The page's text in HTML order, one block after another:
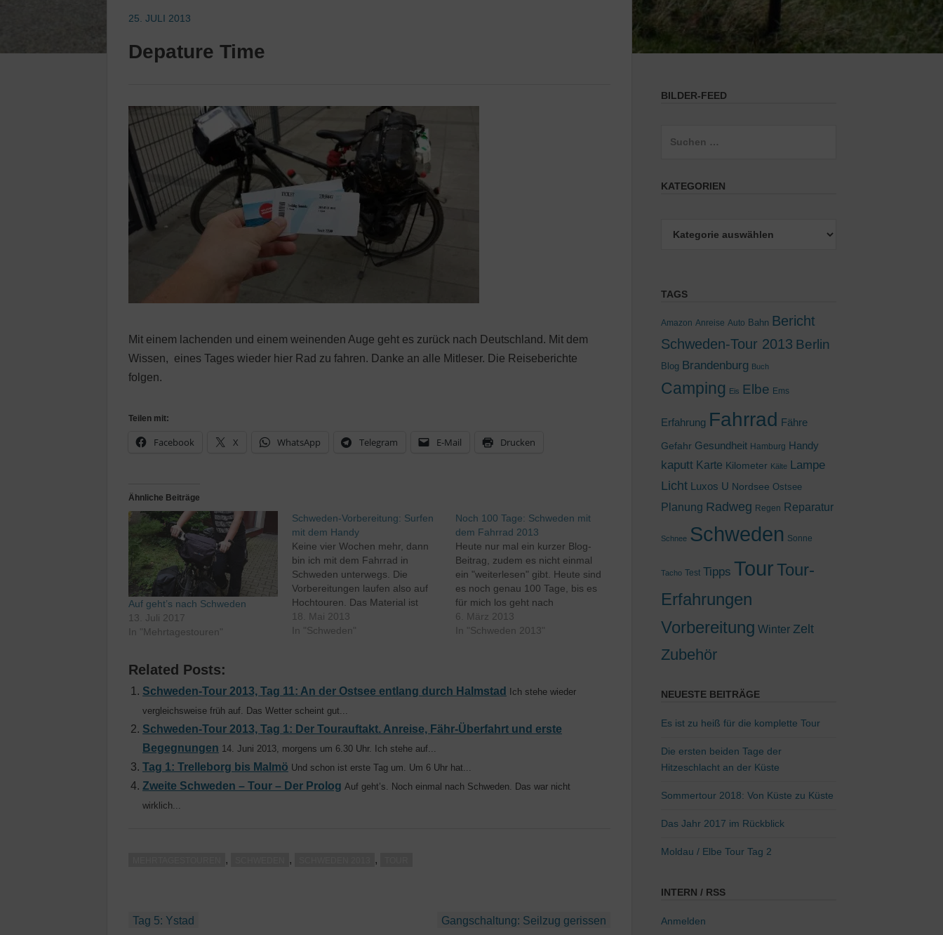
25. JULI 2013
Depature Time
Mit einem lachenden und einem weinenden Auge geht es zurück nach Deutschland. Mit dem
Wissen, eines Tages wieder hier Rad zu fahren. Danke an alle Mitleser. Die Reiseberichte
folgen.
Teilen mit:
Facebook X WhatsApp Telegram E-Mail Drucken
Ähnliche Beiträge
Auf geht’s nach Schweden
13. Juli 2017
In "Mehrtagestouren"
Schweden-Vorbereitung: Surfen
mit dem Handy
Keine vier Wochen mehr, dann
bin ich mit dem Fahrrad in
Schweden unterwegs. Die
Vorbereitungen laufen also auf
Hochtouren. Das Material ist
weitgehend zusammen, nur
einige Kleinigkeiten fehlen noch.
machen. Mit meiner deutschen
18. Mai 2013
In "Schweden"
Noch 100 Tage: Schweden mit
dem Fahrrad 2013
Heute nur mal ein kurzer Blog-
Beitrag, zudem es nicht einmal
ein "weiterlesen" gibt. Heute sind
es noch genau 100 Tage, bis es
für mich los geht nach
Schweden. Dann stehen zwei
Wochen Radfahren auf dem
6. März 2013
In "Schweden 2013"
Related Posts:
Schweden-Tour 2013, Tag 11: An der Ostsee entlang durch Halmstad
Ich stehe wieder
vergleichsweise früh auf. Das Wetter scheint gut...
Schweden-Tour 2013, Tag 1: Der Tourauftakt. Anreise, Fähr-Überfahrt und erste
Begegnungen 14. Juni 2013, morgens um 6.30 Uhr. Ich stehe auf...
Tag 1: Trelleborg bis Malmö Und schon ist erste Tag um. Um 6 Uhr hat...
Zweite Schweden – Tour – Der Prolog Auf geht’s. Noch einmal nach Schweden. Das war nicht
wirklich...
, , ,
Beitragsnavigation
Tag 5: Ystad Gangschaltung: Seilzug gerissen
BILDER-FEED
KATEGORIEN
TAGS
Amazon Anreise Auto Bahn Bericht
Schweden-Tour 2013 Berlin
Blog Brandenburg Buch
Camping Eis Elbe Ems
Erfahrung Fahrrad Fähre
Gefahr Gesundheit Hamburg Handy
kaputt Karte Kilometer Kälte Lampe
Licht Luxos U Nordsee Ostsee
Planung Radweg Regen Reparatur
Schnee Schweden Sonne
Tacho Test Tipps Tour Tour-
Erfahrungen
Vorbereitung Winter Zelt
Zubehör
NEUESTE BEITRÄGE
Es ist zu heiß für die komplette Tour
Die ersten beiden Tage der
Hitzeschlacht an der Küste
Sommertour 2018: Von Küste zu Küste
Das Jahr 2017 im Rückblick
Moldau / Elbe Tour Tag 2
INTERN / RSS
Anmelden